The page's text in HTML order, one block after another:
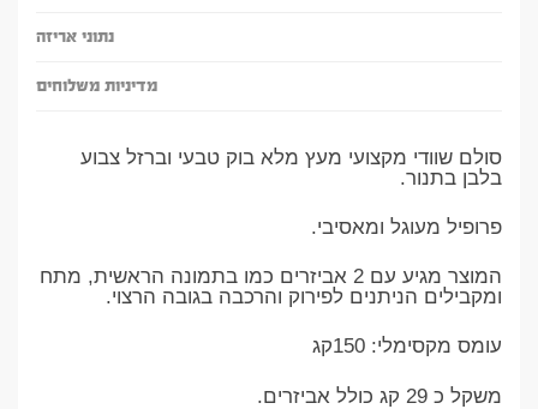
נתוני אריזה
מדיניות משלוחים
סולם שוודי מקצועי מעץ מלא בוק טבעי וברזל צבוע
בלבן בתנור.
פרופיל מעוגל ומאסיבי.
המוצר מגיע עם 2 אביזרים כמו בתמונה הראשית, מתח
ומקבילים הניתנים לפירוק והרכבה בגובה הרצוי.
עומס מקסימלי: 150קג
משקל כ 29 קג כולל אביזרים.